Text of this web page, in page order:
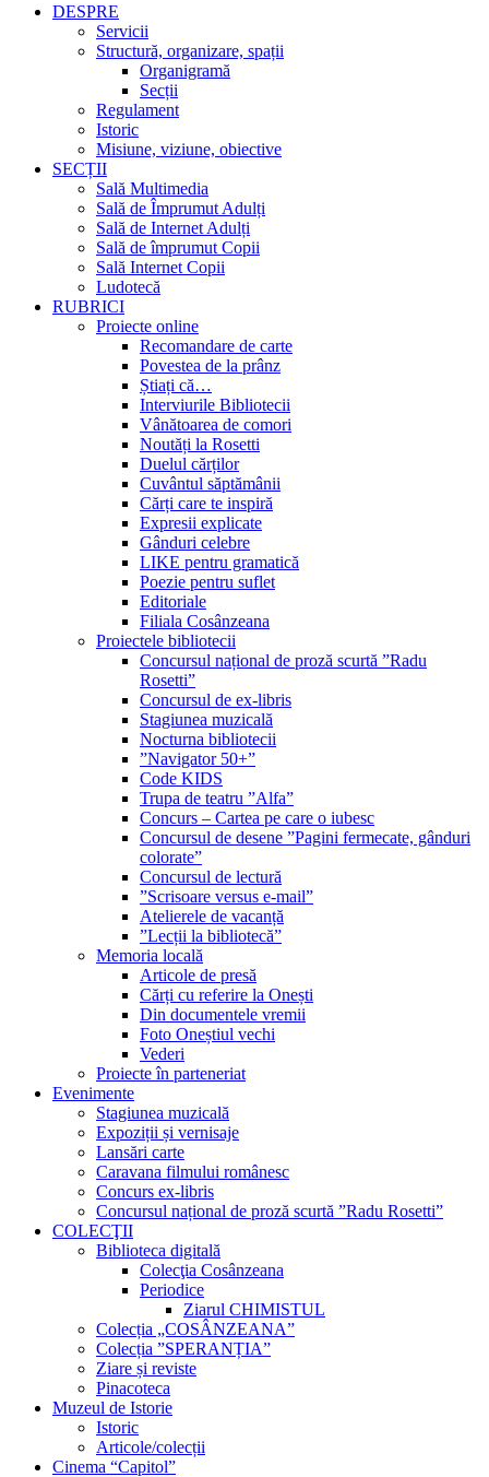
DESPRE
Servicii
Structură, organizare, spații
Organigramă
Secții
Regulament
Istoric
Misiune, viziune, obiective
SECȚII
Sală Multimedia
Sală de Împrumut Adulți
Sală de Internet Adulți
Sală de împrumut Copii
Sală Internet Copii
Ludotecă
RUBRICI
Proiecte online
Recomandare de carte
Povestea de la prânz
Știați că…
Interviurile Bibliotecii
Vânătoarea de comori
Noutăți la Rosetti
Duelul cărților
Cuvântul săptămânii
Cărți care te inspiră
Expresii explicate
Gânduri celebre
LIKE pentru gramatică
Poezie pentru suflet
Editoriale
Filiala Cosânzeana
Proiectele bibliotecii
Concursul național de proză scurtă ”Radu
Rosetti”
Concursul de ex-libris
Stagiunea muzicală
Nocturna bibliotecii
”Navigator 50+”
Code KIDS
Trupa de teatru ”Alfa”
Concurs – Cartea pe care o iubesc
Concursul de desene ”Pagini fermecate, gânduri
colorate”
Concursul de lectură
”Scrisoare versus e-mail”
Atelierele de vacanță
”Lecții la bibliotecă”
Memoria locală
Articole de presă
Cărți cu referire la Onești
Din documentele vremii
Foto Oneștiul vechi
Vederi
Proiecte în parteneriat
Evenimente
Stagiunea muzicală
Expoziții și vernisaje
Lansări carte
Caravana filmului românesc
Concurs ex-libris
Concursul național de proză scurtă ”Radu Rosetti”
COLECŢII
Biblioteca digitală
Colecţia Cosânzeana
Periodice
Ziarul CHIMISTUL
Colecția „COSÂNZEANA”
Colecția ”SPERANȚIA”
Ziare și reviste
Pinacoteca
Muzeul de Istorie
Istoric
Articole/colecții
Cinema “Capitol”